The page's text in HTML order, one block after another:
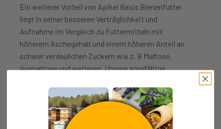
Ein weiterer Vorteil von Apikel Basis Bienenfutter
liegt in seiner besseren Verträglichkeit und
Aufnahme im Vergleich zu Futtermitteln mit
höherem Aschegehalt und einem höheren Anteil an
schwer verdaulichen Zuckern wie z. B Maltose,
Isomaltose und weiteren. Unsere sorgfältige
Bienenfutter, das leichter verdaut werden kann und
somit eine effizientere Einlagerung ermöglicht. Ihre
Bienen können ihre Energie für andere wichtige